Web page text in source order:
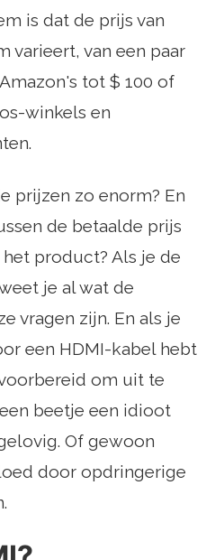
is dat de prijs van
varieert, van een paar
tot $ 100 of
winkels en
prijzen zo enorm? En
de betaalde prijs
product? Als je de
je al wat de
vragen zijn. En als je
een HDMI-kabel hebt
om uit te
beetje een idioot
Of gewoon
door opdringerige